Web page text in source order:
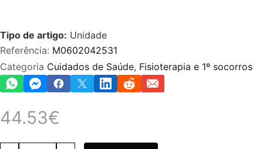
Tipo de artigo: Unidade
Referência: M0602042531
Categoria Cuidados de Saúde, Fisioterapia e 1º socorros
44.53€